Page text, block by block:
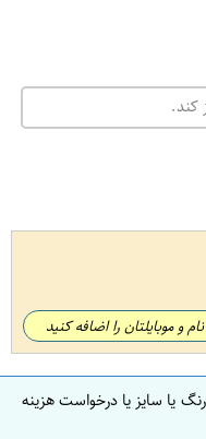
کند.
و موبایلتان را اضافه کنید
یا سایز یا درخواست هزینه